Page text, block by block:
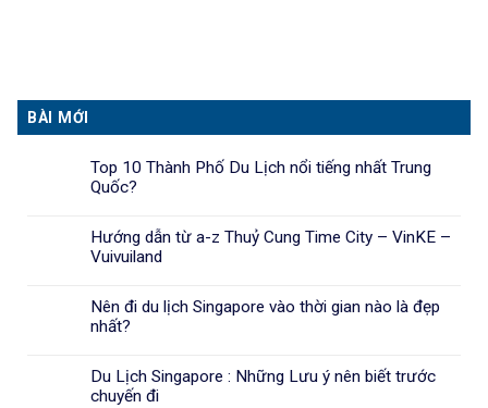
BÀI MỚI
Top 10 Thành Phố Du Lịch nổi tiếng nhất Trung
Quốc?
Hướng dẫn từ a-z Thuỷ Cung Time City – VinKE –
Vuivuiland
Nên đi du lịch Singapore vào thời gian nào là đẹp
nhất?
Du Lịch Singapore : Những Lưu ý nên biết trước
chuyến đi